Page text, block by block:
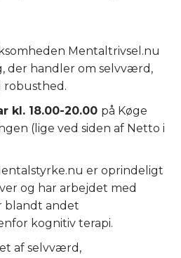
Mentaltrivsel.nu
der handler om selvværd,
robusthed.
kl. 18.00-20.00 på Køge
(lige ved siden af Netto i
er oprindeligt
og har arbejdet med
blandt andet
kognitiv terapi.
af selvværd,